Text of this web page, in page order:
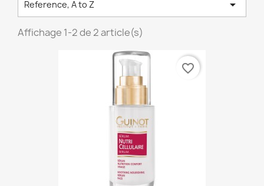
Reference, A to Z 
Affichage 1-2 de 2 article(s)
favorite_border